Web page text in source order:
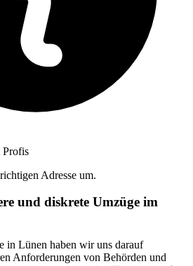
Profis
Adresse um.
und diskrete Umzüge im
in Lünen haben wir uns darauf
Anforderungen von Behörden und